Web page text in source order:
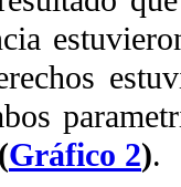
(Gráfico 2).